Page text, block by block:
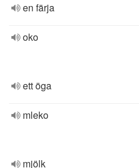
en färja
oko
ett öga
mleko
mjölk